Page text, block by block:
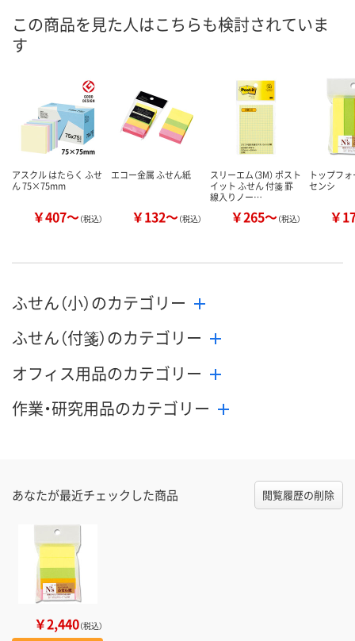
在庫 直送品 直送品 直送品
数量
カゴへ
お取り扱い終了しま
した
カ
この商品を見た人はこちらも検討されていま
す
アスクル はたらく ふせ
ん 75×75mm
￥407～（税込）
エコー金属 ふせん紙
￥132～（税込）
スリーエム（3M） ポスト
イット ふせん 付箋 罫
線入りノー…
￥265～（税込）
トップフ
センシ
￥
ふせん（小）のカテゴリー
ふせん（付箋）のカテゴリー
オフィス用品のカテゴリー
作業・研究用品のカテゴリー
あなたが最近チェックした商品 閲覧履歴の削除
￥2,440（税込）